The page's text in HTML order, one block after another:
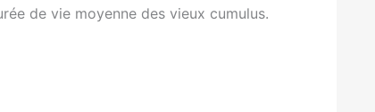
de vie moyenne des vieux cumulus.